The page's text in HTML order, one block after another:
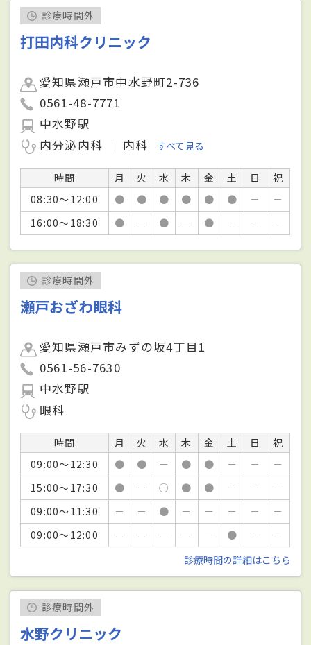
診療時間外
打田内科クリニック
愛知県瀬戸市中水野町2-736
0561-48-7771
中水野駅
内分泌内科
内科 すべて見る
時間 月 火 水 木 金 土 日
祝
08:30～12:00
● ● ● ● ● ● －
－
16:00～18:30
● － ● － ● － － －
診療時間外
瀬戸おざわ眼科
愛知県瀬戸市みずの坂4丁目1
0561-56-7630
中水野駅
眼科
時間 月 火 水 木 金 土 日
祝
09:00～12:30
● ● － ● ● － －
－
15:00～17:30
● － ○ ● ● － －
－
09:00～11:30
－ － ● － － － －
－
09:00～12:00
－ － － － － ● －
－
診療時間の詳細はこちら
診療時間外
水野クリニック